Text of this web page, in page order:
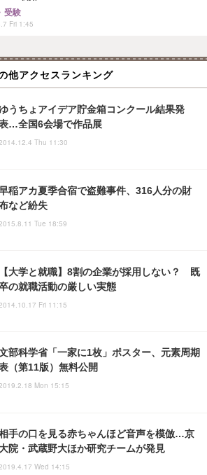
受験
Fri 1:45
他アクセスランキング
ゆうちょアイデア貯金箱コンクール結果発
…全国6会場で作品展
Thu 11:30
稲アカ夏季合宿で盗難事件、316人分の財
など紛失
Tue 18:59
【大学と就職】8割の企業が採用しない？ 既
の就職活動の厳しい実態
Fri 11:15
部科学省「一家に1枚」ポスター、元素周期
（第11版）無料公開
Mon 15:15
手の口を見る赤ちゃんほど音声を模倣…京
大院・武蔵野大ほか研究チームが発見
Wed 14:15